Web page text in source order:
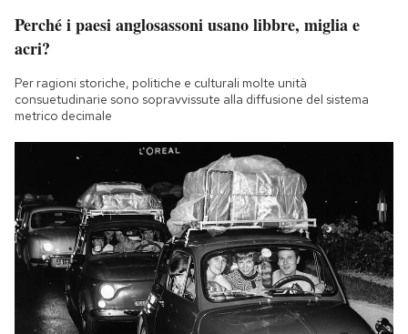
Perché i paesi anglosassoni usano libbre, miglia e
acri?
Per ragioni storiche, politiche e culturali molte unità
consuetudinarie sono sopravvissute alla diffusione del sistema
metrico decimale